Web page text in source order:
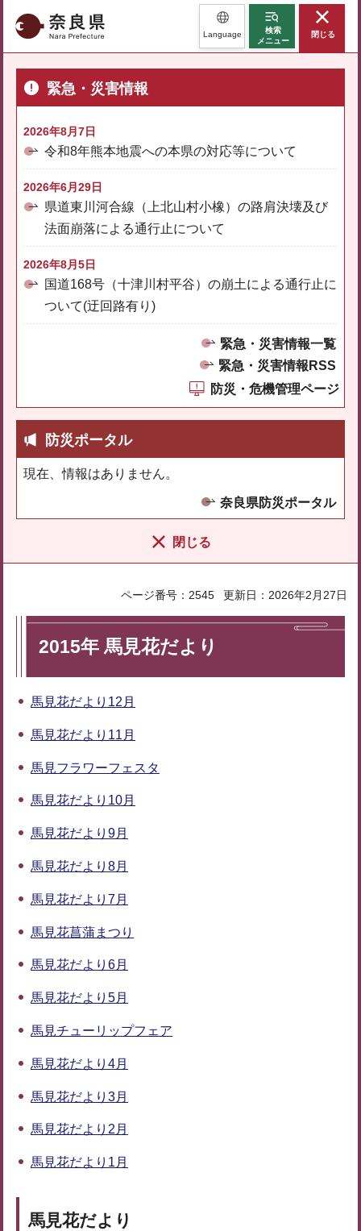
奈良県 Language
検索
メニュー
閉じる
緊急・災害情報
2026年8月7日
令和8年熊本地震への本県の対応等について
2026年6月29日
県道東川河合線（上北山村小橡）の路肩決壊及び
法面崩落による通行止について
2026年8月5日
国道168号（十津川村平谷）の崩土による通行止に
ついて(迂回路有り)
緊急・災害情報一覧
緊急・災害情報RSS
防災・危機管理ページ
防災ポータル
現在、情報はありません。
奈良県防災ポータル
閉じる
ページ番号：2545 更新日：2026年2月27日
2015年 馬見花だより
馬見花だより12月
馬見花だより11月
馬見フラワーフェスタ
馬見花だより10月
馬見花だより9月
馬見花だより8月
馬見花だより7月
馬見花菖蒲まつり
馬見花だより6月
馬見花だより5月
馬見チューリップフェア
馬見花だより4月
馬見花だより3月
馬見花だより2月
馬見花だより1月
馬見花だより